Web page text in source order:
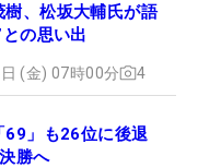
、松坂大輔氏が語
の思い出
(金) 07時00分 4
69」も26位に後退
勝へ